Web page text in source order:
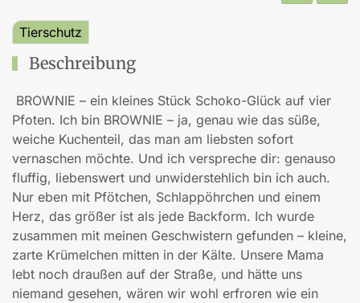
Tierschutz
Beschreibung
BROWNIE – ein kleines Stück Schoko-Glück auf vier
Pfoten. Ich bin BROWNIE – ja, genau wie das süße,
weiche Kuchenteil, das man am liebsten sofort
vernaschen möchte. Und ich verspreche dir: genauso
fluffig, liebenswert und unwiderstehlich bin ich auch.
Nur eben mit Pfötchen, Schlappöhrchen und einem
Herz, das größer ist als jede Backform. Ich wurde
zusammen mit meinen Geschwistern gefunden – kleine,
zarte Krümelchen mitten in der Kälte. Unsere Mama
lebt noch draußen auf der Straße, und hätte uns
niemand gesehen, wären wir wohl erfroren wie ein